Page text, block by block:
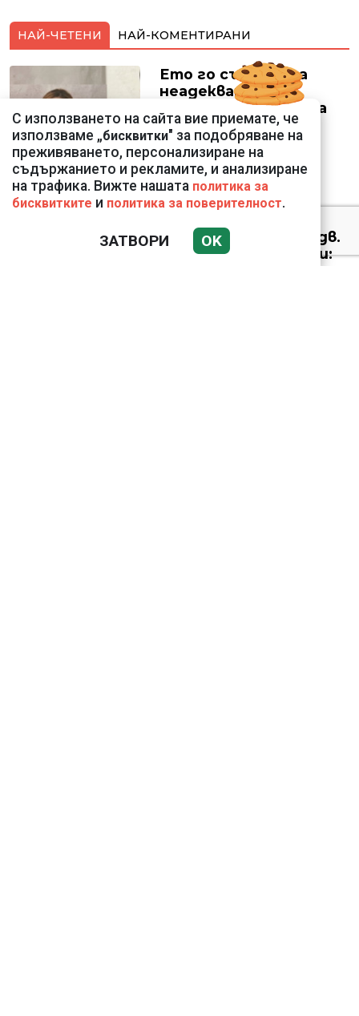
НАЙ-ЧЕТЕНИ НАЙ-КОМЕНТИРАНИ
Ето го съпруга на
неадекватната
външна министърка
Велислава Петрова
фалшивия пиар на адв.
Димитър Марковски:
С използването на сайта вие приемате, че
използваме „бисквитки" за подобряване на
преживяването, персонализиране на
съдържанието и рекламите, и анализиране
на трафика. Вижте нашата политика за
бисквитките и политика за поверителност.
ЗАТВОРИ OK